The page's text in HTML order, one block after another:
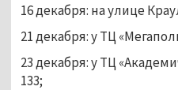
16 декабря: на улице
21 декабря: у ТЦ
23 декабря: у ТЦ
133;